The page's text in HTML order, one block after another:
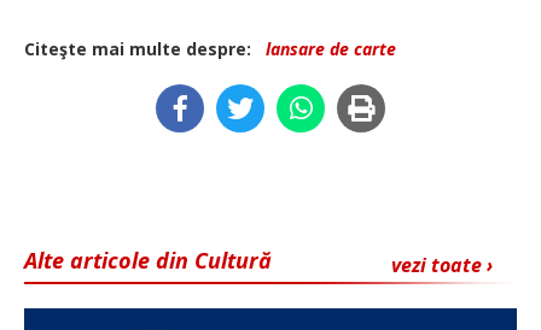
Citeşte mai multe despre: lansare de carte
vezi toate ›
Alte articole din Cultură